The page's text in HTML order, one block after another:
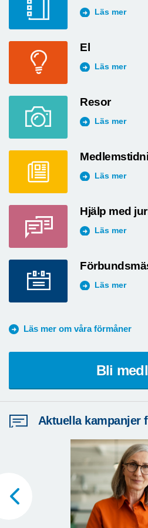
Läs mer
El
Läs mer
Resor
Läs mer
Läs mer
Hjälp med
Läs mer
Läs mer
Läs mer om våra förmåner
Bli
Aktuella kampanjer